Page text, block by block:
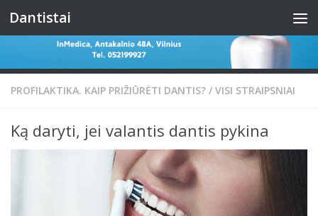
Skip to content
Dantistai
PROFILAKTIKA. KAIP PRIŽIŪRĖTI DANTIS? / VISI STRAIPSNIAI
Ką daryti, jei valantis dantis pykina